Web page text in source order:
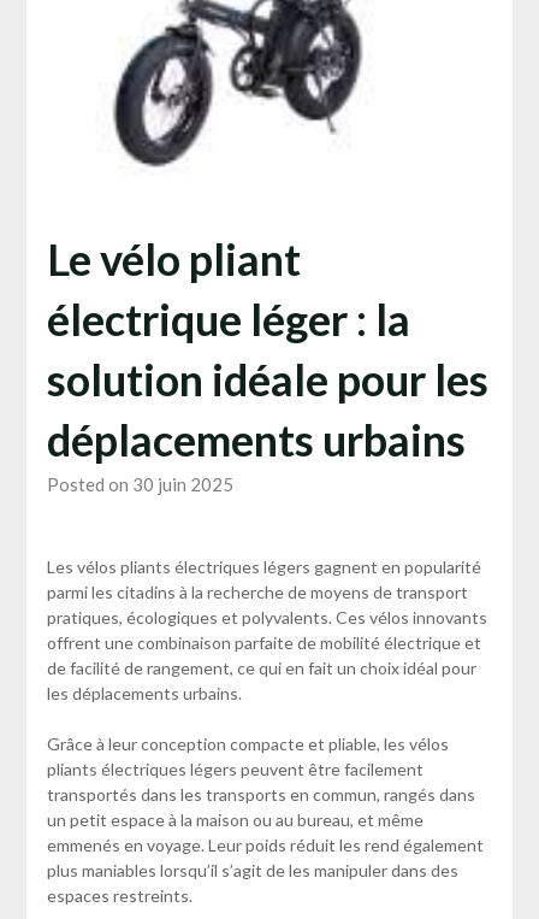
Le vélo pliant
électrique léger : la
solution idéale pour les
déplacements urbains
Posted on 30 juin 2025
Les vélos pliants électriques légers gagnent en popularité
parmi les citadins à la recherche de moyens de transport
pratiques, écologiques et polyvalents. Ces vélos innovants
offrent une combinaison parfaite de mobilité électrique et
de facilité de rangement, ce qui en fait un choix idéal pour
les déplacements urbains.
Grâce à leur conception compacte et pliable, les vélos
pliants électriques légers peuvent être facilement
transportés dans les transports en commun, rangés dans
un petit espace à la maison ou au bureau, et même
emmenés en voyage. Leur poids réduit les rend également
plus maniables lorsqu’il s’agit de les manipuler dans des
espaces restreints.